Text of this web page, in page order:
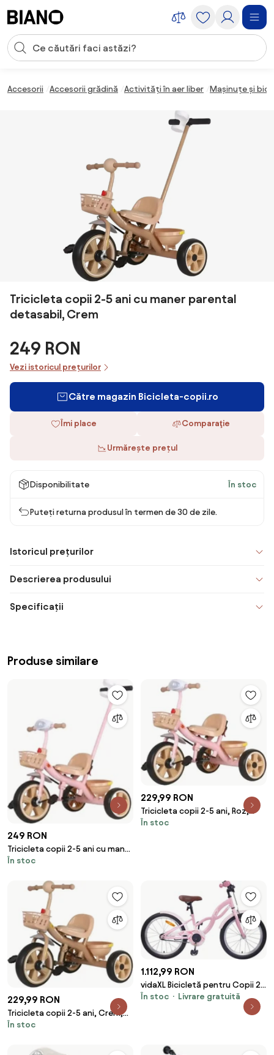
Introducerea căutării
Accesorii Accesorii grădină Activități în aer liber Mașinuțe și
Tricicleta copii 2-5 ani cu maner parental
detasabil, Crem
249 RON
Vezi istoricul prețurilor
Către magazin Bicicleta-copii.ro
Îmi place Comparaţie
Urmărește prețul
Disponibilitate În stoc
Puteți returna produsul în termen de 30 de zile.
Istoricul prețurilor
Descrierea produsului
Specificații
Produse similare
249 RON
Tricicleta copii 2-5 ani cu maner
parental detasabil, Roz
În stoc
229,99 RON
Tricicleta copii 2-5 ani, Roz,
Doua cosuri pentru jucarii, Roti
În stoc
229,99 RON
Tricicleta copii 2-5 ani, Crem,
Doua cosuri pentru jucarii, Roti
În stoc
1.112,99 RON
vidaXL Bicicletă pentru Copii 20
Inci pentru 6-11 ani Roz deschis
În stoc Livrare gratuită